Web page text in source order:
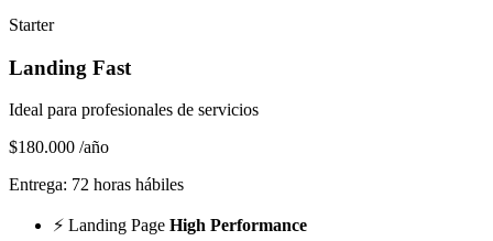
Starter
Landing Fast
Ideal para profesionales de servicios
$180.000 /año
Entrega: 72 horas hábiles
⚡ Landing Page High Performance